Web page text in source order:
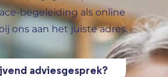
begeleiding als online
ons aan het juiste adres.
adviesgesprek?